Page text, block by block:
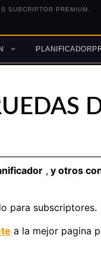
SUBCRIPTOR PREMIUM.
, y otros
para subscriptores.
a la mejor pagina